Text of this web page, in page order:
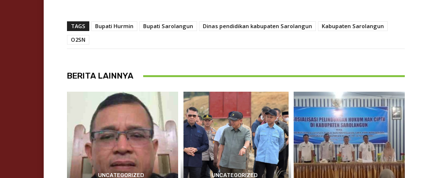
TAGS Bupati Hurmin Bupati Sarolangun Dinas pendidikan kabupaten Sarolangun
Kabupaten Sarolangun
O2SN
BERITA LAINNYA
UNCATEGORIZED UNCATEGORIZED